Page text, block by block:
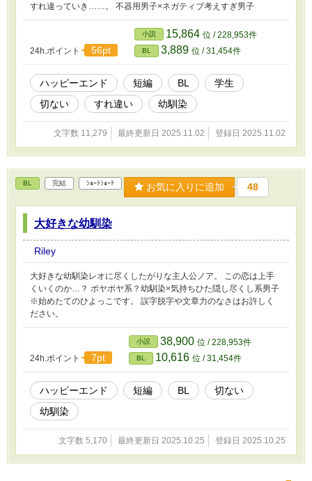
すれ違っていき……。 不器用男子×ネガティブ考えすぎ男子
24h.ポイント 56pt
小説 15,864 位 / 228,953件
BL 3,889 位 / 31,454件
ハッピーエンド 短編 BL
学生
切ない
すれ違い 幼馴染
文字数 11,279 最終更新日 2025.11.02 登録日 2025.11.02
BL 完結 ｼｮｰﾄｼｮｰﾄ お気に入りに追加 48
大好きな幼馴染
Riley
大好きな幼馴染レオに尽くしたがりな主人公ノア。 この恋は上手
くいくのか…？ ポヤポヤ系？幼馴染×気持ちひた隠し尽くし系男子
※始めたてのひよっこです。 誤字脱字や文章力のなさはお許しく
ださい。
24h.ポイント 7pt
小説 38,900 位 / 228,953件
BL 10,616 位 / 31,454件
ハッピーエンド 短編 BL
切ない
幼馴染
文字数 5,170 最終更新日 2025.10.25 登録日 2025.10.25